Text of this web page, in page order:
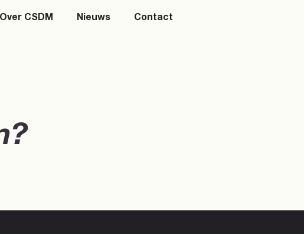
Over CSDM Nieuws Contact
Media